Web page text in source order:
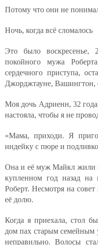
Потому что они не
Ночь, когда всё сломалось
Это было воскресенье,
покойного мужа
сердечного приступа,
Джорджтауне, Вашингтон,
Моя дочь Адриенн, 32
настояла, чтобы я не
«Мама, приходи. Я
индейку с пюре и
Она и её муж Майкл жили
купленном год назад на
Роберт. Несмотря на
её долю.
Когда я приехала, стол
дом пах старым
неправильно. Волосы